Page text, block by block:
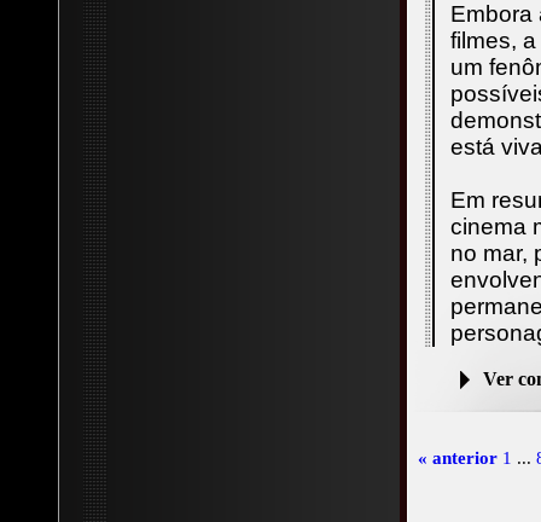
Embora
filmes,
um
está
Em
cinema
no mar,
Ver
« anterior 1 ...